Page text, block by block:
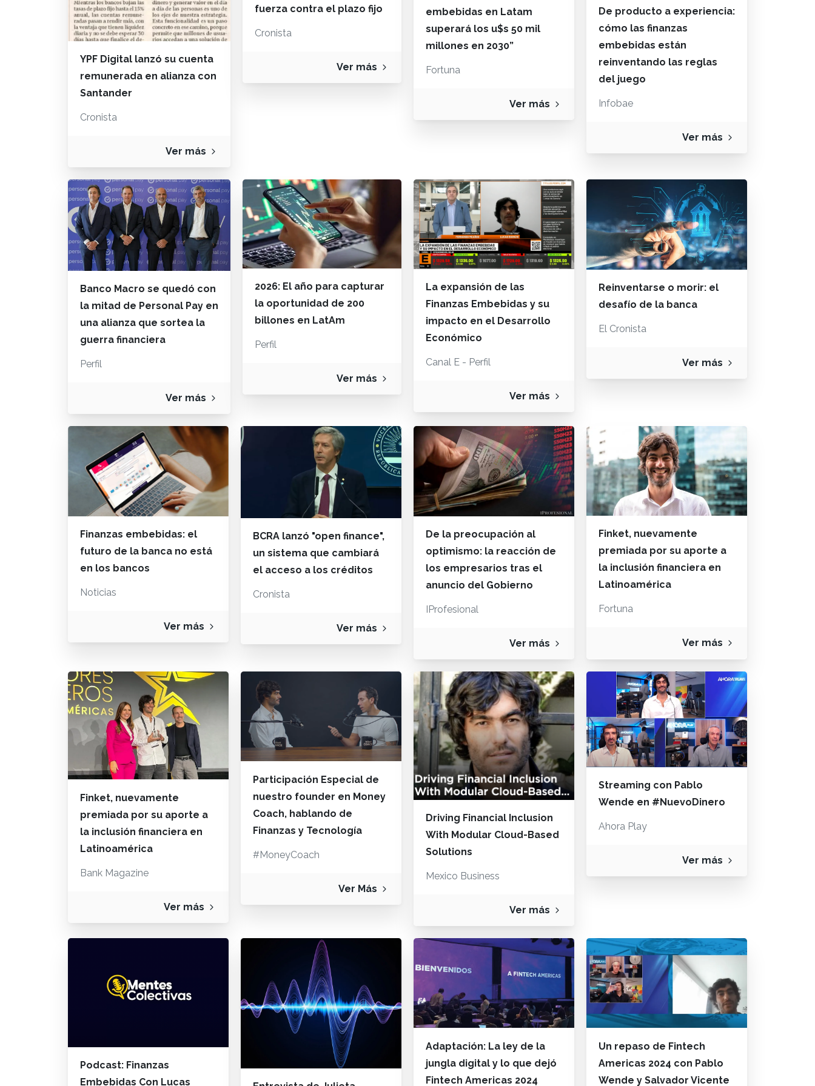
YPF Digital lanzó su cuenta
remunerada en alianza con
Santander
Cronista
Ver más
fuerza contra el plazo fijo
Cronista
Ver más
embebidas en Latam
superará los u$s 50 mil
millones en 2030”
Fortuna
Ver más
De producto a experiencia:
cómo las finanzas
embebidas están
reinventando las reglas
del juego
Infobae
Ver más
Banco Macro se quedó con
la mitad de Personal Pay en
una alianza que sortea la
guerra financiera
Perfil
Ver más
2026: El año para capturar
la oportunidad de 200
billones en LatAm
Perfil
Ver más
La expansión de las
Finanzas Embebidas y su
impacto en el Desarrollo
Económico
Canal E - Perfil
Ver más
Reinventarse o morir: el
desafío de la banca
El Cronista
Ver más
Finanzas embebidas: el
futuro de la banca no está
en los bancos
Noticias
Ver más
BCRA lanzó "open finance",
un sistema que cambiará
el acceso a los créditos
Cronista
Ver más
De la preocupación al
optimismo: la reacción de
los empresarios tras el
anuncio del Gobierno
IProfesional
Ver más
Finket, nuevamente
premiada por su aporte a
la inclusión financiera en
Latinoamérica
Fortuna
Ver más
Finket, nuevamente
premiada por su aporte a
la inclusión financiera en
Latinoamérica
Bank Magazine
Ver más
Participación Especial de
nuestro founder en Money
Coach, hablando de
Finanzas y Tecnología
#MoneyCoach
Ver Más
Driving Financial Inclusion
With Modular Cloud-Based
Solutions
Mexico Business
Ver más
Streaming con Pablo
Wende en #NuevoDinero
Ahora Play
Ver más
Podcast: Finanzas
Embebidas Con Lucas
Adaptación: La ley de la
jungla digital y lo que dejó
Fintech Americas 2024
Un repaso de Fintech
Americas 2024 con Pablo
Wende y Salvador Vicente